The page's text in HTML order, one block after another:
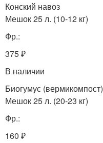
Конский навоз
Мешок 25 л. (10-12 кг)
Фр.:
375 ₽
В наличии
Биогумус (вермикомпост)
Мешок 25 л. (20-23 кг)
Фр.:
160 ₽